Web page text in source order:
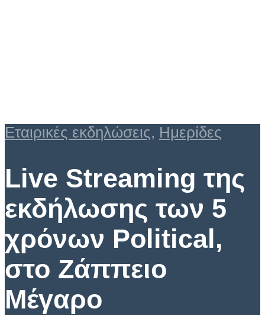
Εταιρικές εκδηλώσεις, Ημερίδες
Live Streaming της
εκδήλωσης των 5
χρόνων Political,
στο Ζάππειο
Μέγαρο